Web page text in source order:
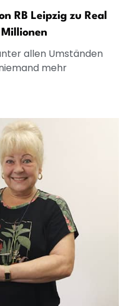
RB Leipzig zu Real
allen Umständen
mehr